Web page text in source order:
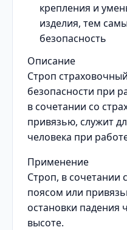
крепления и
изделия, тем
безопасность
Описание
Строп
безопасности при
в сочетании со
привязью, служит
человека при
Применение
Строп, в сочетании
поясом или
остановки падения
высоте.